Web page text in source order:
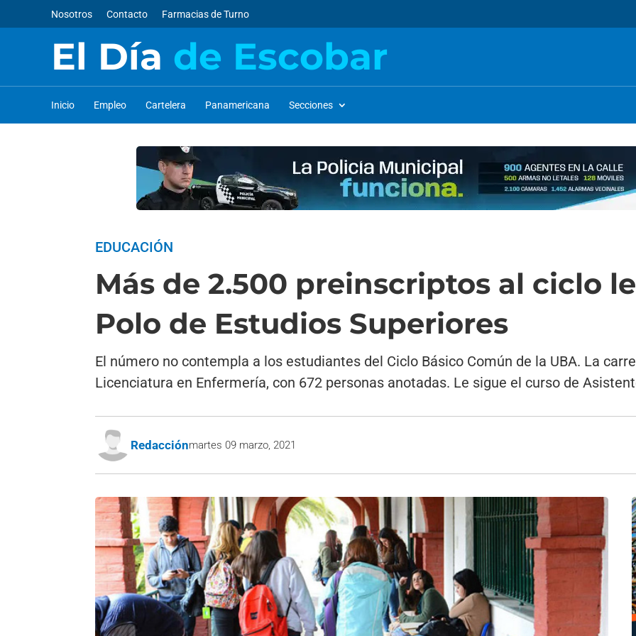
Nosotros Contacto Farmacias de Turno
El Día de Escobar
Inicio Empleo Cartelera Panamericana Secciones
EDUCACIÓN
Más de 2.500 preinscriptos al ciclo
Polo de Estudios Superiores
El número no contempla a los estudiantes del Ciclo Básico Común de la UBA. La
Licenciatura en Enfermería, con 672 personas anotadas. Le sigue el curso de
Redacciónmartes 09 marzo, 2021